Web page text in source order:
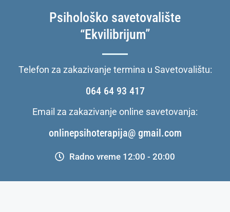
Psihološko savetovalište
“Ekvilibrijum”
Telefon za zakazivanje termina u Savetovalištu:
064 64 93 417
Email za zakazivanje online savetovanja:
onlinepsihoterapija@ gmail.com
Radno vreme 12:00 - 20:00